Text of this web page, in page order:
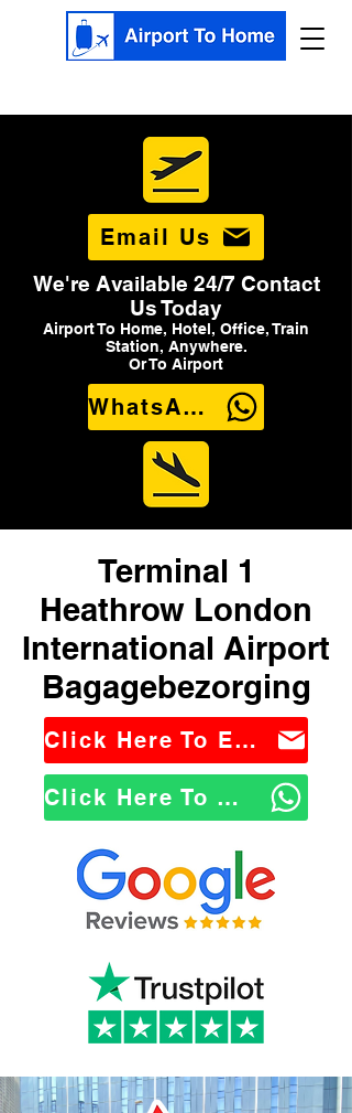
Email Us
We're Available 24/7 Contact
Us Today
Airport To Home, Hotel, Office, Train
Station, Anywhere.
Or To Airport
WhatsApp Us
Terminal 1
Heathrow London
International Airport
Bagagebezorging
Click Here To Email Us
Click Here To WhatsApp Us